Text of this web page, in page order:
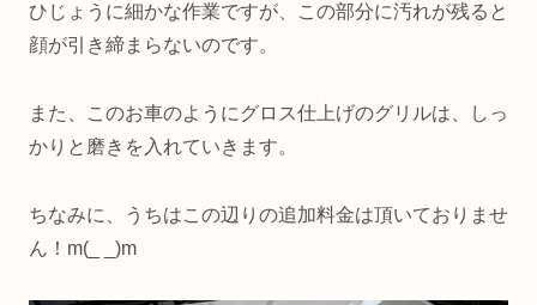
ひじょうに細かな作業ですが、この部分に汚れが残ると
顔が引き締まらないのです。
また、このお車のようにグロス仕上げのグリルは、しっ
かりと磨きを入れていきます。
ちなみに、うちはこの辺りの追加料金は頂いておりませ
ん！m(_ _)m